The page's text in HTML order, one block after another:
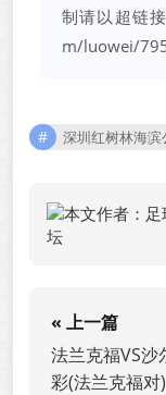
制请以超链
m/luowei/
深圳红树林海滨
坛
« 上一篇
法兰克福VS沙
彩(法兰克福对)